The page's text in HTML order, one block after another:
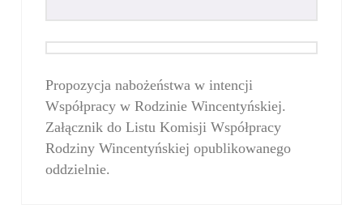
Propozycja nabożeństwa w intencji
Współpracy w Rodzinie Wincentyńskiej.
Załącznik do Listu Komisji Współpracy
Rodziny Wincentyńskiej opublikowanego
oddzielnie.